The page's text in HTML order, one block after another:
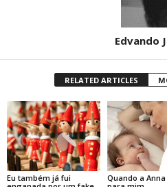
Edvando
RELATED ARTICLES
Eu também já fui
Quando a